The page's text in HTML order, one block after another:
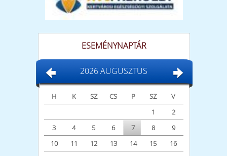
ESEMÉNYNAPTÁR
2026 AUGUSZTUS
H K SZ CS P SZ
V
1
2
3
4 5 6 7 8
9
10
11 12 13 14 15
16